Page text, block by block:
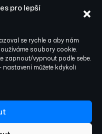
pro lepší
se rychle a aby nám
soubory cookie.
zapnout/vypnout podle sebe.
nastavení můžete kdykoli
778 029 782
nás: